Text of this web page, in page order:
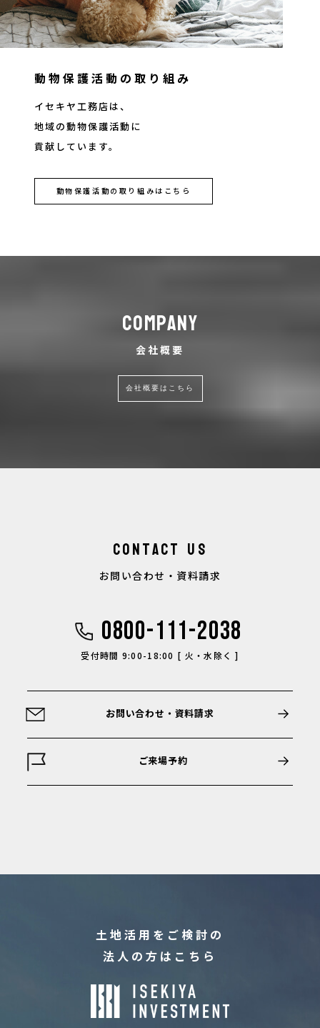
動物保護活動の取り組み
イセキヤ工務店は、
地域の動物保護活動に
貢献しています。
動物保護活動の取り組みはこちら
COMPANY
会社概要
会社概要はこちら
CONTACT US
お問い合わせ・資料請求
0800-111-2038
受付時間 9:00-18:00 [ 火・水除く ]
お問い合わせ・資料請求
ご来場予約
土地活用をご検討の
法人の方はこちら